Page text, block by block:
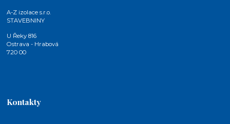
A-Z izolace s.r.o.
STAVEBNINY
U Řeky 816
Ostrava - Hrabová
720 00
Kontakty